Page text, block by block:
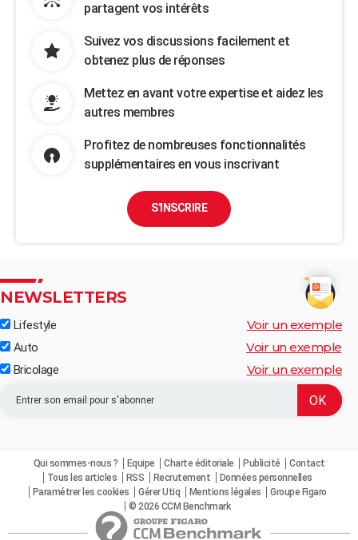
partagent vos intérêts
Suivez vos discussions facilement et
obtenez plus de réponses
Mettez en avant votre expertise et aidez les
autres membres
Profitez de nombreuses fonctionnalités
supplémentaires en vous inscrivant
S'INSCRIRE
NEWSLETTERS
Lifestyle Voir un exemple
Auto Voir un exemple
Bricolage Voir un exemple
Qui sommes-nous ? Equipe Charte éditoriale Publicité
Contact
Tous les articles
RSS Recrutement
Données personnelles
Paramétrer les cookies
Gérer Utiq Mentions légales
Groupe Figaro
© 2026 CCM Benchmark